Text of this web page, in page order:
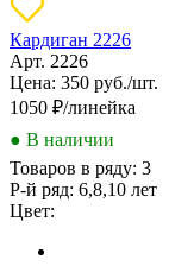
Кардиган 2226
Арт. 2226
Цена: 350 руб./шт.
1050 ₽/линейка
● В наличии
Товаров в ряду: 3
Р-й ряд: 6,8,10 лет
Цвет: